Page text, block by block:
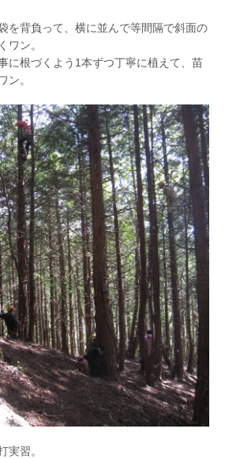
を背負って、横に並んで等間隔で斜面の
ワン。
に根づくよう1本ずつ丁寧に植えて、苗
ン。
実習。